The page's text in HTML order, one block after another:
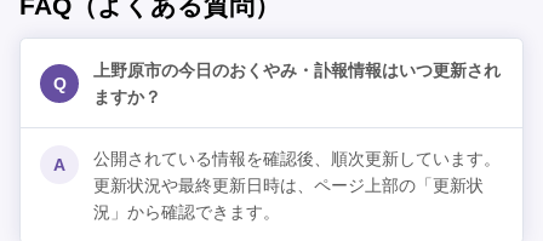
Q
上野原市の今日のおくやみ・訃報情報はいつ更新され
ますか？
A
公開されている情報を確認後、順次更新しています。
更新状況や最終更新日時は、ページ上部の「更新状
況」から確認できます。